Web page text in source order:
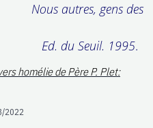
Nous autres, gens des
1995.
homélie de Père P. Plet:
2022